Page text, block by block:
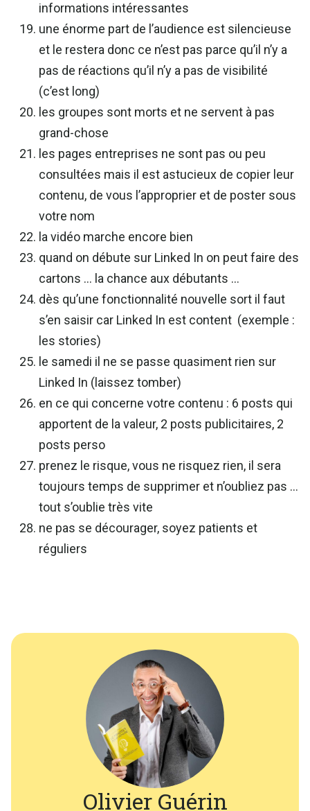
informations intéressantes
une énorme part de l’audience est silencieuse
et le restera donc ce n’est pas parce qu’il n’y a
pas de réactions qu’il n’y a pas de visibilité
(c’est long)
les groupes sont morts et ne servent à pas
grand-chose
les pages entreprises ne sont pas ou peu
consultées mais il est astucieux de copier leur
contenu, de vous l’approprier et de poster sous
votre nom
la vidéo marche encore bien
quand on débute sur Linked In on peut faire des
cartons … la chance aux débutants …
dès qu’une fonctionnalité nouvelle sort il faut
s’en saisir car Linked In est content (exemple :
les stories)
le samedi il ne se passe quasiment rien sur
Linked In (laissez tomber)
en ce qui concerne votre contenu : 6 posts qui
apportent de la valeur, 2 posts publicitaires, 2
posts perso
prenez le risque, vous ne risquez rien, il sera
toujours temps de supprimer et n’oubliez pas …
tout s’oublie très vite
ne pas se décourager, soyez patients et
réguliers
Olivier Guérin